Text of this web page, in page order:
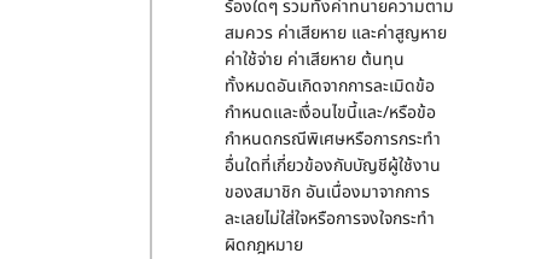
ร้องใดๆ รวมทั้งค่าทนายความตาม
สมควร ค่าเสียหาย และค่าสูญหาย
ค่าใช้จ่าย ค่าเสียหาย ต้นทุน
ทั้งหมดอันเกิดจากการละเมิดข้อ
กำหนดและเงื่อนไขนี้และ/หรือข้อ
กำหนดกรณีพิเศษหรือการกระทำ
อื่นใดที่เกี่ยวข้องกับบัญชีผู้ใช้งาน
ของสมาชิก อันเนื่องมาจากการ
ละเลยไม่ใส่ใจหรือการจงใจกระทำ
ผิดกฎหมาย